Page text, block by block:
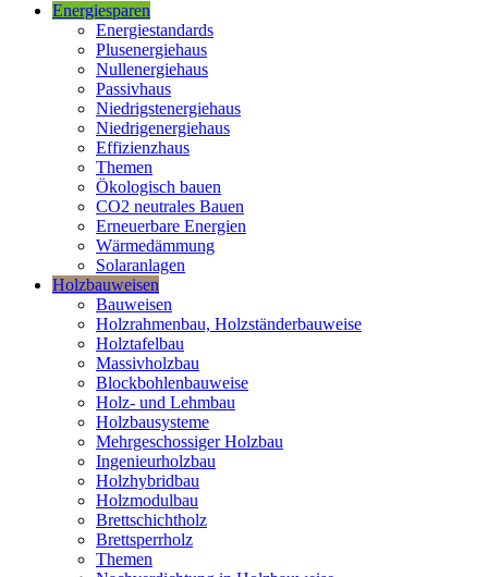
Energiesparen
Energiestandards
Plusenergiehaus
Nullenergiehaus
Passivhaus
Niedrigstenergiehaus
Niedrigenergiehaus
Effizienzhaus
Themen
Ökologisch bauen
CO2 neutrales Bauen
Erneuerbare Energien
Wärmedämmung
Solaranlagen
Holzbauweisen
Bauweisen
Holzrahmenbau, Holzständerbauweise
Holztafelbau
Massivholzbau
Blockbohlenbauweise
Holz- und Lehmbau
Holzbausysteme
Mehrgeschossiger Holzbau
Ingenieurholzbau
Holzhybridbau
Holzmodulbau
Brettschichtholz
Brettsperrholz
Themen